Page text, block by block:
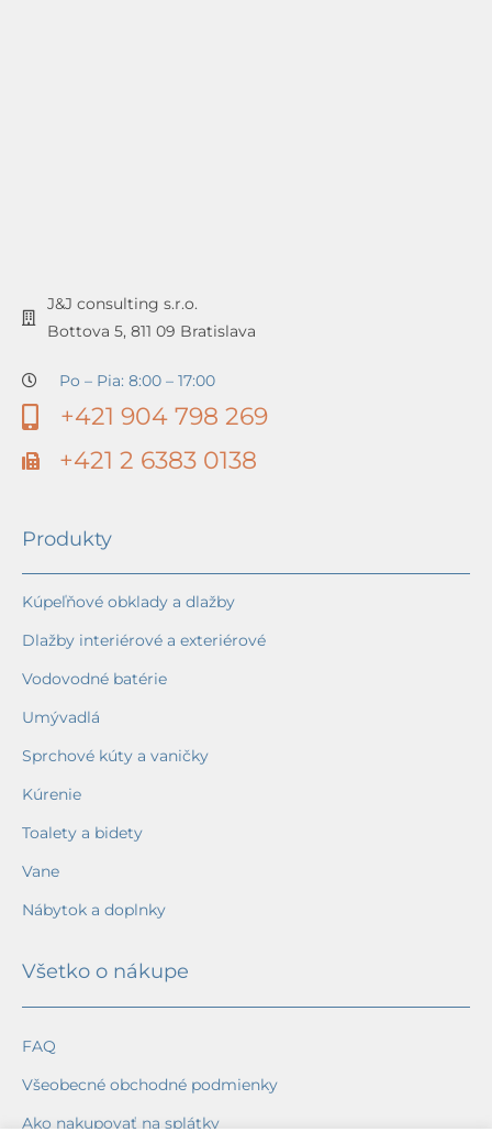
J&J consulting s.r.o.
Bottova 5, 811 09 Bratislava
Po – Pia: 8:00 – 17:00
+421 904 798 269
+421 2 6383 0138
Produkty
Kúpeľňové obklady a dlažby
Dlažby interiérové a exteriérové
Vodovodné batérie
Umývadlá
Sprchové kúty a vaničky
Kúrenie
Toalety a bidety
Vane
Nábytok a doplnky
Všetko o nákupe
FAQ
Všeobecné obchodné podmienky
Ako nakupovať na splátky